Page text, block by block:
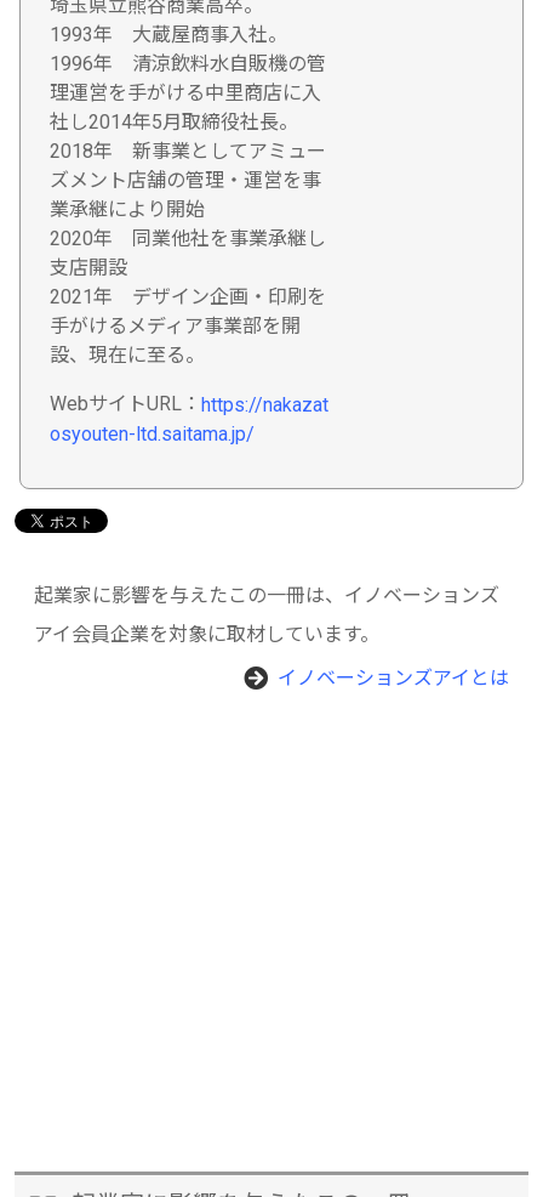
埼玉県立熊谷商業高卒。
1993年 大蔵屋商事入社。
1996年 清涼飲料水自販機の管
理運営を手がける中里商店に入
社し2014年5月取締役社長。
2018年 新事業としてアミュー
ズメント店舗の管理・運営を事
業承継により開始
2020年 同業他社を事業承継し
支店開設
2021年 デザイン企画・印刷を
手がけるメディア事業部を開
設、現在に至る。
WebサイトURL： https://nakazat
osyouten-ltd.saitama.jp/
起業家に影響を与えたこの一冊は、イノベーションズ
アイ会員企業を対象に取材しています。
イノベーションズアイとは